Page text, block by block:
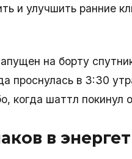
и улучшить ранние
на борту
проснулась в 3:30
когда шаттл покинул
в